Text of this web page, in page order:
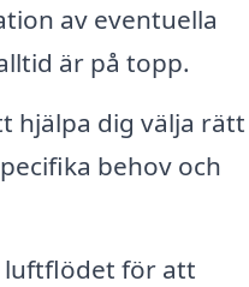
av eventuella
är på topp.
hjälpa dig välja rätt
behov och
luftflödet för att